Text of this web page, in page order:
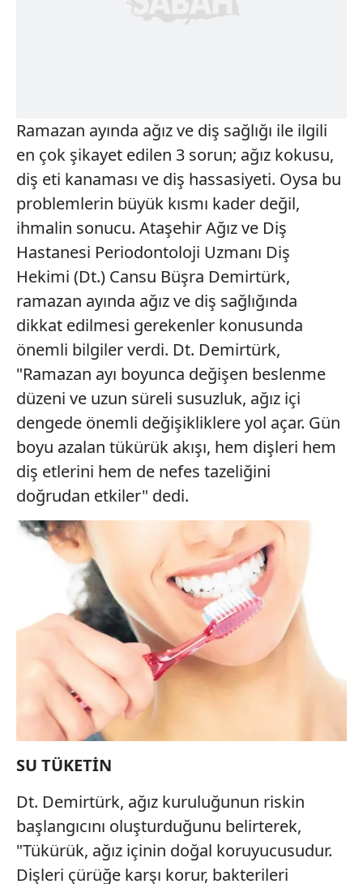
Ramazan ayında ağız ve diş sağlığı ile ilgili
en çok şikayet edilen 3 sorun; ağız kokusu,
diş eti kanaması ve diş hassasiyeti. Oysa bu
problemlerin büyük kısmı kader değil,
ihmalin sonucu. Ataşehir Ağız ve Diş
Hastanesi Periodontoloji Uzmanı Diş
Hekimi (Dt.) Cansu Büşra Demirtürk,
ramazan ayında ağız ve diş sağlığında
dikkat edilmesi gerekenler konusunda
önemli bilgiler verdi. Dt. Demirtürk,
"Ramazan ayı boyunca değişen beslenme
düzeni ve uzun süreli susuzluk, ağız içi
dengede önemli değişikliklere yol açar. Gün
boyu azalan tükürük akışı, hem dişleri hem
diş etlerini hem de nefes tazeliğini
doğrudan etkiler" dedi.
SU TÜKETİN
Dt. Demirtürk, ağız kuruluğunun riskin
başlangıcını oluşturduğunu belirterek,
"Tükürük, ağız içinin doğal koruyucusudur.
Dişleri çürüğe karşı korur, bakterileri